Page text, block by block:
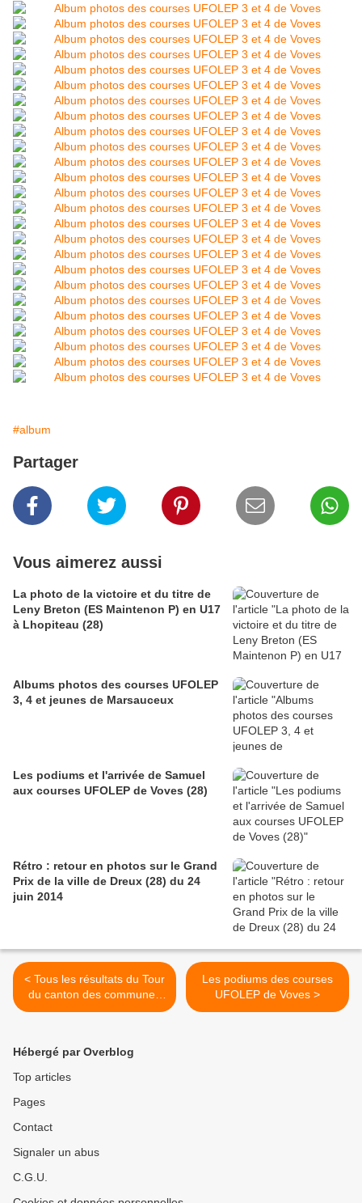
#album
Partager
Vous aimerez aussi
La photo de la victoire et du titre de
Leny Breton (ES Maintenon P) en U17
à Lhopiteau (28)
Albums photos des courses UFOLEP
3, 4 et jeunes de Marsauceux
Les podiums et l'arrivée de Samuel
aux courses UFOLEP de Voves (28)
Rétro : retour en photos sur le Grand
Prix de la ville de Dreux (28) du 24
juin 2014
< Tous les résultats du Tour
du canton des communes
de Loué-Brulon-Noyen avec
Les podiums des courses
UFOLEP de Voves >
Hébergé par Overblog
Top articles
Pages
Contact
Signaler un abus
C.G.U.